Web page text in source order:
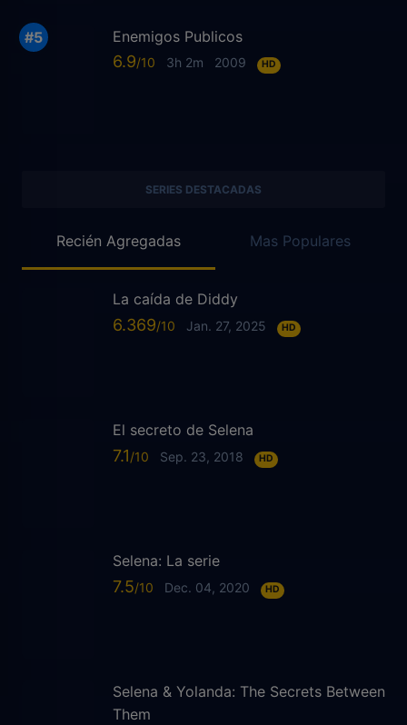
Enemigos Publicos
6.9 3h 2m 2009 HD
SERIES DESTACADAS
Recién Agregadas Mas Populares
La caída de Diddy
6.369 Jan. 27, 2025 HD
El secreto de Selena
7.1 Sep. 23, 2018 HD
Selena: La serie
7.5 Dec. 04, 2020 HD
Selena & Yolanda: The Secrets Between
Them